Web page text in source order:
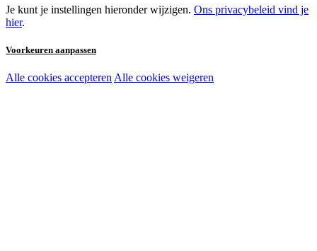
Je kunt je instellingen hieronder wijzigen. Ons privacybeleid vind je
hier.
Voorkeuren aanpassen
Noodzakelijke cookies:
Alle cookies accepteren Alle cookies weigeren